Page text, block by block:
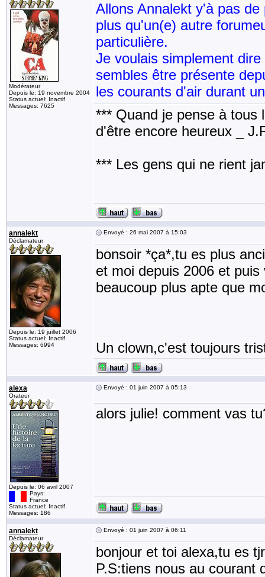
Modérateur
Depuis le: 19 novembre 2004
Status actuel: Inactif
Messages: 7625
Allons Annalekt y'à pas
plus qu'un(e) autre
particulière.
Je voulais simplement
sembles être présente
les courants d'air durant
*** Quand je pense à tous
d'être encore heureux _
*** Les gens qui ne rient
annalekt
Déclamateur
Depuis le: 19 juillet 2006
Status actuel: Inactif
Messages: 6994
Envoyé : 26 mai 2007 à 15:03
bonsoir *ça*,tu es plus
et moi depuis 2006 et
beaucoup plus apte que
Un clown,c'est toujours
alexa
Orateur
Depuis le: 06 avril 2007
Pays:
France
Status actuel: Inactif
Messages: 186
Envoyé : 01 juin 2007 à 05:13
alors julie! comment vas
annalekt
Déclamateur
Envoyé : 01 juin 2007 à 06:11
bonjour et toi alexa,tu es
P.S:tiens nous au courant